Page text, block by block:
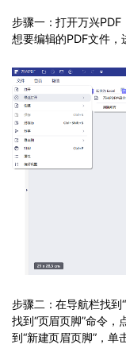
PDF文件创建
PDF注释
PDF OCR
03.编辑PDF
步骤一：打开万兴
想要编辑的PDF文件，
步骤二：在导航栏找到
找到“页眉页脚”命令，
到“新建页眉页脚”，单